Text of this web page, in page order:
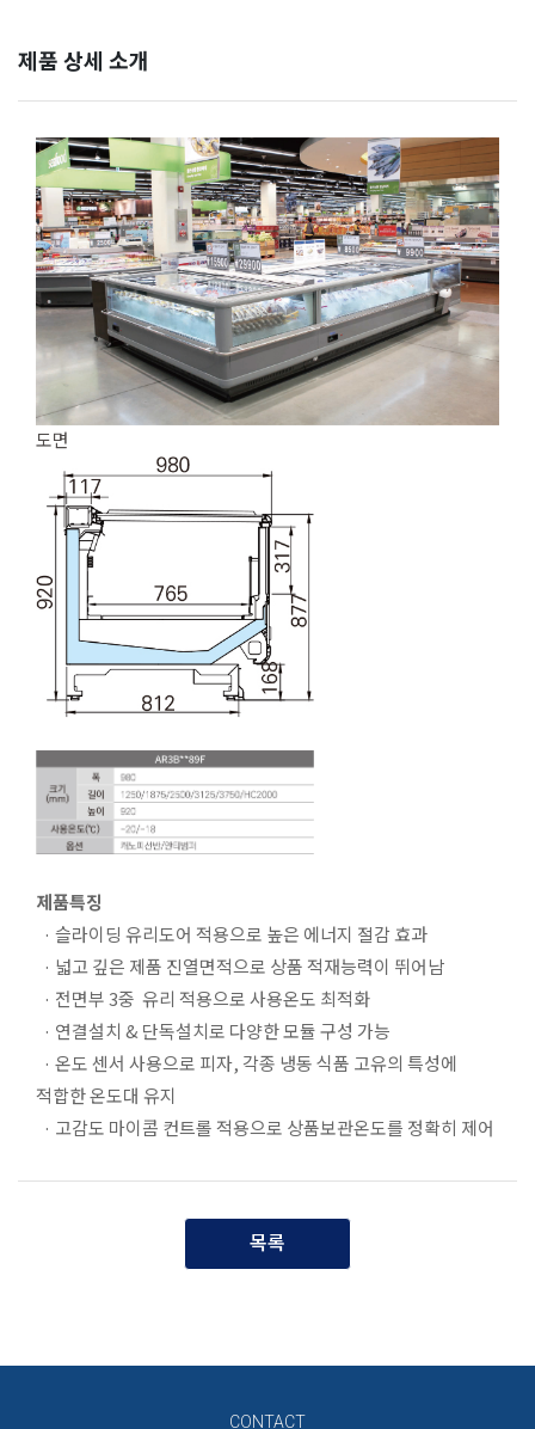
제품 상세 소개
도면
제품특징
· 슬라이딩 유리도어 적용으로 높은 에너지 절감 효과
· 넓고 깊은 제품 진열면적으로 상품 적재능력이 뛰어남
· 전면부 3중 유리 적용으로 사용온도 최적화
· 연결설치 & 단독설치로 다양한 모듈 구성 가능
· 온도 센서 사용으로 피자, 각종 냉동 식품 고유의 특성에
적합한 온도대 유지
· 고감도 마이콤 컨트롤 적용으로 상품보관온도를 정확히 제어
목록
CONTACT